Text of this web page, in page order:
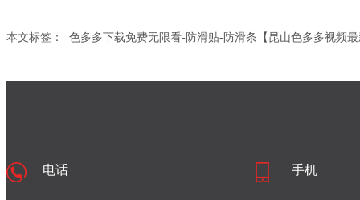
本文标签： 色多多下载免费无限看-防滑贴-防滑条【昆山色多多视频
电话 手机